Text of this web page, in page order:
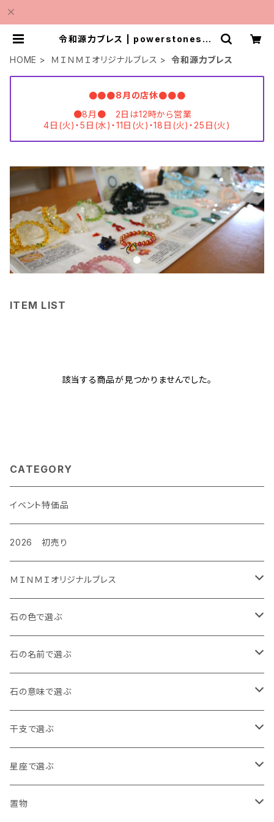
令和源力ブレス | powerstonesho
HOME
ＭＩＮＭＩオリジナルブレス 令和源力ブレス
●●●8月の店休●●●
●8月● 2日は12時から営業
4日(火)・5日(水)・11日(火)・18日(火)・25日(火)
ITEM LIST
該当する商品が見つかりませんでした。
CATEGORY
イベント特価品
2026 初売り
ＭＩＮＭＩオリジナルブレス
金運ぐるぐるブレス
タイガーズアイ
レッドタイガーズアイ
ルビーぐるぐる負ける気がしねぇブレス
龍の手ブレス
右利き用8㎜
右利き用10㎜
月神様の縁日ブレス
水晶バージョン
アメジストバージョン
十三仏ブレス
陰陽五行 護身ブレス
石の色で選ぶ
白・透明
黒・茶色
青
赤
黄色・オレンジ
石の名前で選ぶ
アイオライト
アイリスクォーツ
アクアマリン
アパタイト
石の意味で選ぶ
魔除け
健康・長寿
恋愛・美容
干支で選ぶ
子年 アンバー
丑年 ムーンストーン
星座で選ぶ
牡羊座 3月21日~4月19日 カーネリアン
置物